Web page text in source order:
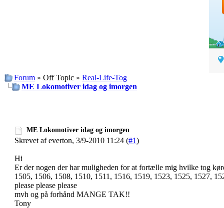
Forum » Off Topic » Real-Life-Tog
ME Lokomotiver idag og imorgen
ME Lokomotiver idag og imorgen
Skrevet af everton, 3/9-2010 11:24 (#1)
Hi
Er der nogen der har muligheden for at fortælle mig hvilke tog
1505, 1506, 1508, 1510, 1511, 1516, 1519, 1523, 1525, 1527,
please please please
mvh og på forhånd MANGE TAK!!
Tony